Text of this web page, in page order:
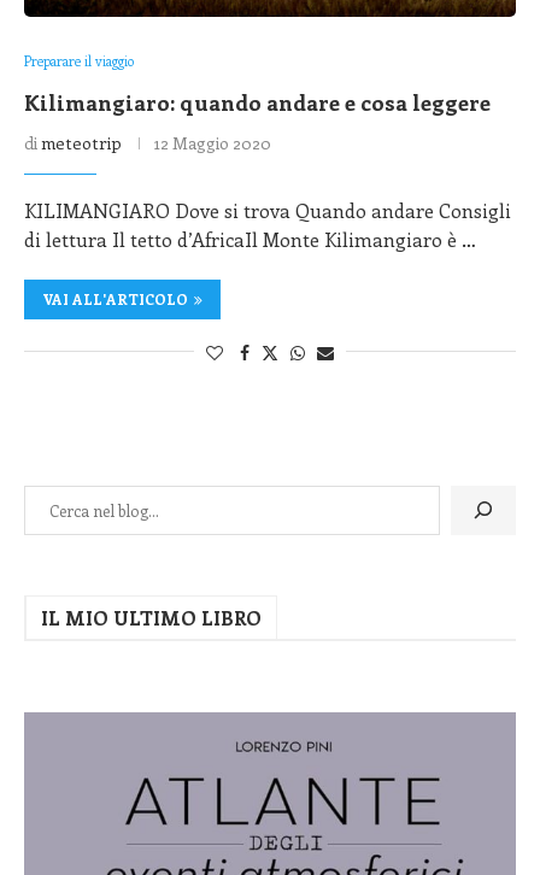
Preparare il viaggio
Kilimangiaro: quando andare e cosa leggere
dimeteotrip 12 Maggio 2020
KILIMANGIARO Dove si trova Quando andare Consigli
di lettura Il tetto d’AfricaIl Monte Kilimangiaro è …
VAI ALL'ARTICOLO
IL MIO ULTIMO LIBRO